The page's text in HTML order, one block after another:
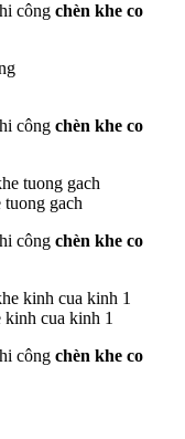
công chèn khe co
công chèn khe co
gach
công chèn khe co
kinh cua kinh 1
công chèn khe co